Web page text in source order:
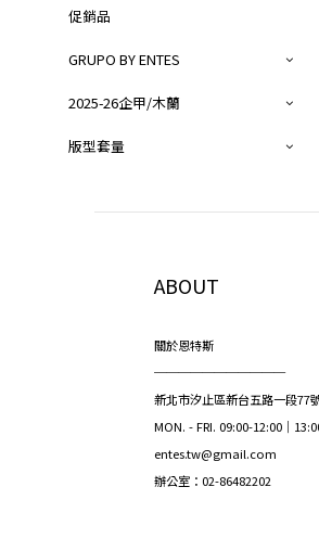
促銷品
GRUPO BY ENTES
2025-26企甲/木蘭
版型套量
ABOUT
關於恩特斯
───────────
新北市汐止區新台五路一段77
MON. - FRI. 09:00-12:00｜
entes.tw@gmail.com
辦公室：02-86482202